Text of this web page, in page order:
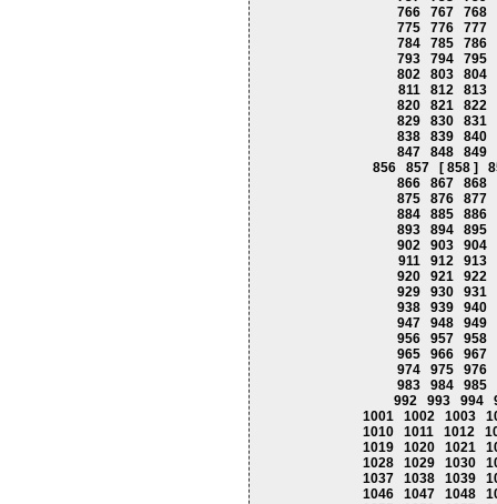
766
767
768
775
776
777
784
785
786
793
794
795
802
803
804
811
812 813
820
821
822
829
830
831
838
839
840
847
848
849
856
857 [ 858 ]
866
867
868
875
876
877
884
885
886
893
894
895
902
903
904
911
912 913
920
921
922
929
930
931
938
939
940
947
948
949
956
957
958
965
966
967
974
975
976
983
984
985
992
993 994
1001
1002 1003
1010
1011 1012
1019
1020 1021
1028
1029 1030
1037
1038 1039
1046
1047 1048